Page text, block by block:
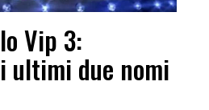
Vip 3:
ultimi due nomi